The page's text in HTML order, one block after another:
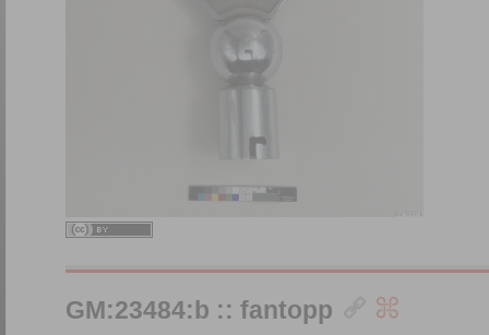
GM:23484:b :: fantopp